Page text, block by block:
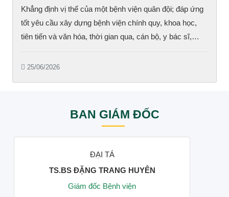
Khẳng định vị thế của một bệnh viện quân đội; đáp ứng
tốt yêu cầu xây dựng bệnh viện chính quy, khoa học,
tiên tiến và văn hóa, thời gian qua, cán bộ, y bác sĩ,
thuật, Quân khu 4) đã tích cực đóng góp công sức, trí
25/06/2026
BAN GIÁM ĐỐC
ĐẠI TÁ
TS.BS ĐẶNG TRANG HUYÊN
Giám đốc Bệnh viện